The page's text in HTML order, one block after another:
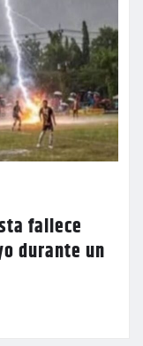
fallece
durante un